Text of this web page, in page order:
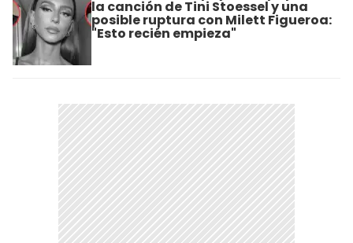
la canción de Tini Stoessel y una
posible ruptura con Milett Figueroa:
"Esto recién empieza"